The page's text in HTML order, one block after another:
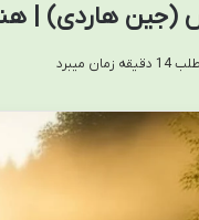
هاردی) |
میبرد